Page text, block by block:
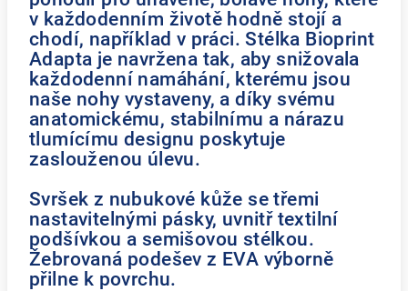
v každodenním životě hodně stojí a
chodí, například v práci. Stélka Bioprint
Adapta je navržena tak, aby snižovala
každodenní namáhání, kterému jsou
naše nohy vystaveny, a díky svému
anatomickému, stabilnímu a nárazu
tlumícímu designu poskytuje
zaslouženou úlevu.
Svršek z nubukové kůže se třemi
nastavitelnými pásky, uvnitř textilní
podšívkou a semišovou stélkou.
Žebrovaná podešev z EVA výborně
přilne k povrchu.